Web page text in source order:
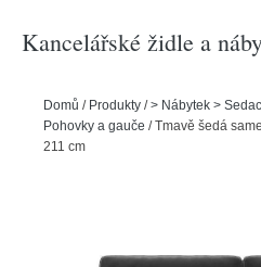
Kancelářské židle a
Domů / Produkty /> Nábytek >
Pohovky a gauče /Tmavě šedá
211 cm